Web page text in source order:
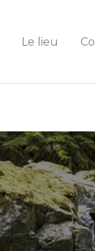
Le lieu